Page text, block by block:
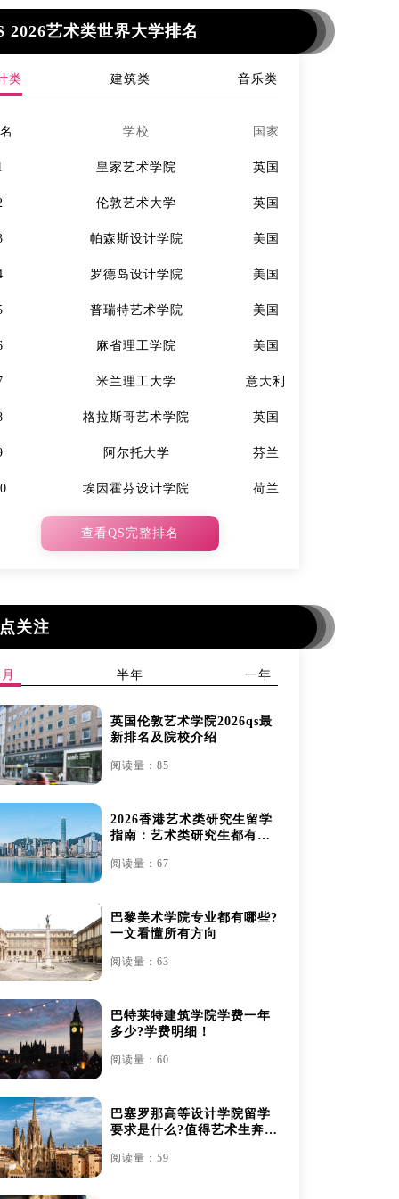
2026艺术类世界大学排名
类 建筑类 音乐类
学校 国家
皇家艺术学院 英国
伦敦艺术大学 英国
帕森斯设计学院 美国
罗德岛设计学院 美国
普瑞特艺术学院 美国
麻省理工学院 美国
米兰理工大学 意大利
格拉斯哥艺术学院 英国
阿尔托大学 芬兰
埃因霍芬设计学院 荷兰
查看QS完整排名
关注
半年 一年
英国伦敦艺术学院2026qs最
新排名及院校介绍
阅读量：85
2026香港艺术类研究生留学
指南：艺术类研究生都有哪
阅读量：67
巴黎美术学院专业都有哪些?
一文看懂所有方向
阅读量：63
巴特莱特建筑学院学费一年
多少?学费明细！
阅读量：60
巴塞罗那高等设计学院留学
要求是什么?值得艺术生奔赴
阅读量：59